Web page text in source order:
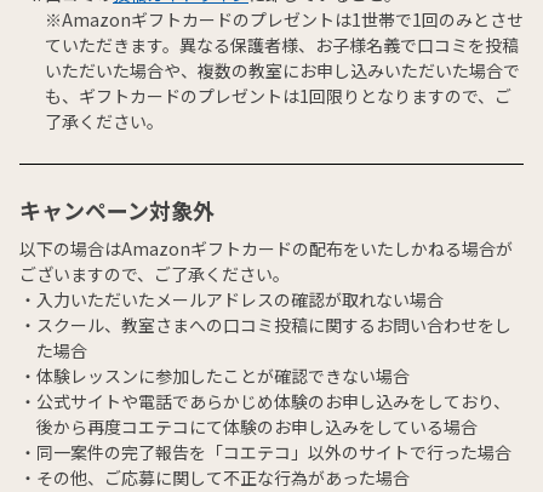
※Amazonギフトカードのプレゼントは1世帯で1回のみとさせ
ていただきます。異なる保護者様、お子様名義で口コミを投稿
いただいた場合や、複数の教室にお申し込みいただいた場合で
も、ギフトカードのプレゼントは1回限りとなりますので、ご
了承ください。
キャンペーン対象外
以下の場合はAmazonギフトカードの配布をいたしかねる場合が
ございますので、ご了承ください。
入力いただいたメールアドレスの確認が取れない場合
スクール、教室さまへの口コミ投稿に関するお問い合わせをし
た場合
体験レッスンに参加したことが確認できない場合
公式サイトや電話であらかじめ体験のお申し込みをしており、
後から再度コエテコにて体験のお申し込みをしている場合
同一案件の完了報告を「コエテコ」以外のサイトで行った場合
その他、ご応募に関して不正な行為があった場合